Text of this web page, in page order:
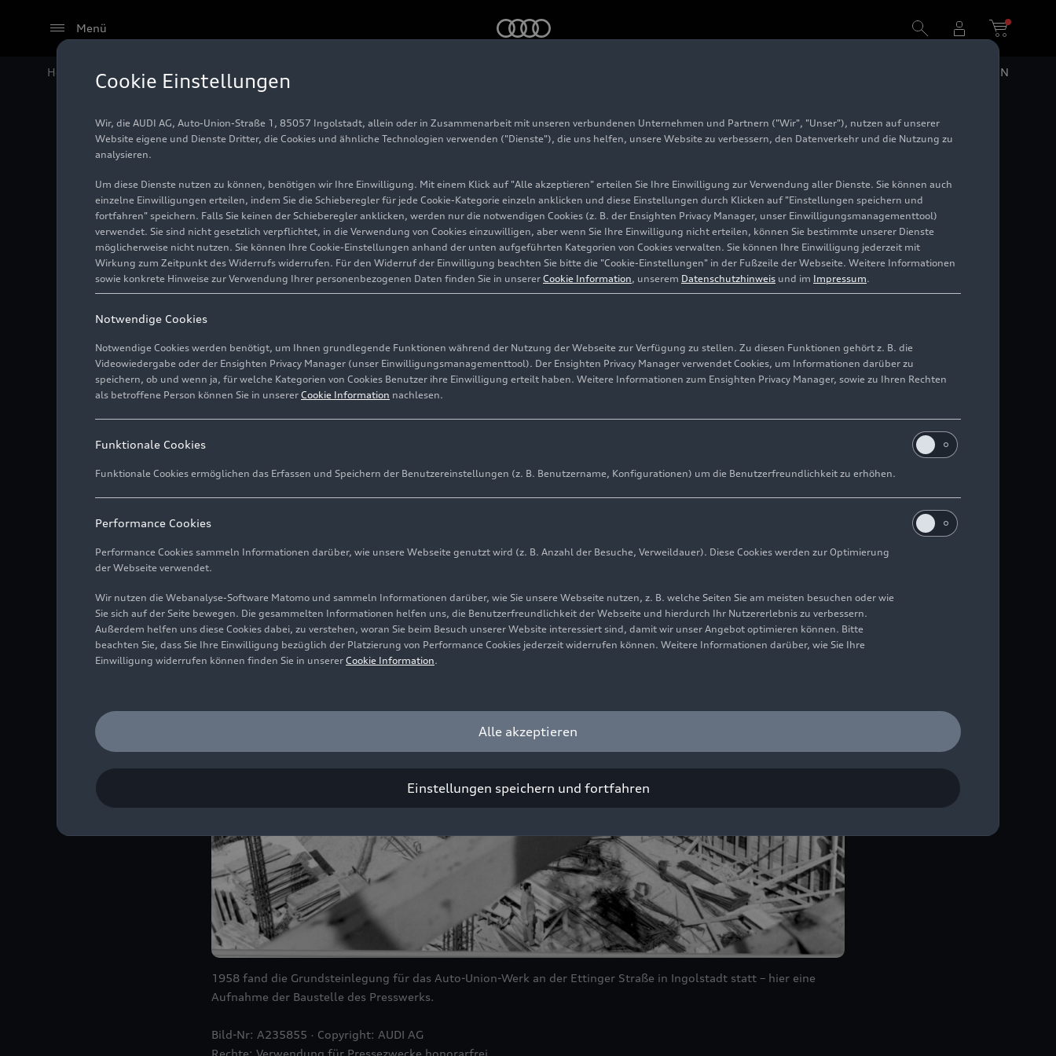
Menü
Home Audi Media Center Fotos EN
Vortrag im Audi museum mobile: Die
Geschichte des Auto-Union-Werks
Foto 06.11.2023
1958 fand die Grundsteinlegung für das Auto-Union-Werk an der Ettinger Straße in Ingolstadt statt – hier eine
Aufnahme der Baustelle des Presswerks.
Bild-Nr: A235855 · Copyright: AUDI AG
Rechte: Verwendung für Pressezwecke honorarfrei
Cookie Einstellungen
Wir, die AUDI AG, Auto-Union-Straße 1, 85057 Ingolstadt, allein oder in Zusammenarbeit mit unseren verbundenen Unternehmen und Partnern ("Wir", "Unser"), nutzen auf unserer
Website eigene und Dienste Dritter, die Cookies und ähnliche Technologien verwenden ("Dienste"), die uns helfen, unsere Website zu verbessern, den Datenverkehr und die Nutzung zu
analysieren.
Um diese Dienste nutzen zu können, benötigen wir Ihre Einwilligung. Mit einem Klick auf "Alle akzeptieren" erteilen Sie Ihre Einwilligung zur Verwendung aller Dienste. Sie können auch
einzelne Einwilligungen erteilen, indem Sie die Schieberegler für jede Cookie-Kategorie einzeln anklicken und diese Einstellungen durch Klicken auf "Einstellungen speichern und
fortfahren" speichern. Falls Sie keinen der Schieberegler anklicken, werden nur die notwendigen Cookies (z. B. der Ensighten Privacy Manager, unser Einwilligungsmanagementtool)
verwendet. Sie sind nicht gesetzlich verpflichtet, in die Verwendung von Cookies einzuwilligen, aber wenn Sie Ihre Einwilligung nicht erteilen, können Sie bestimmte unserer Dienste
möglicherweise nicht nutzen. Sie können Ihre Cookie-Einstellungen anhand der unten aufgeführten Kategorien von Cookies verwalten. Sie können Ihre Einwilligung jederzeit mit
Wirkung zum Zeitpunkt des Widerrufs widerrufen. Für den Widerruf der Einwilligung beachten Sie bitte die "Cookie-Einstellungen" in der Fußzeile der Webseite. Weitere Informationen
sowie konkrete Hinweise zur Verwendung Ihrer personenbezogenen Daten finden Sie in unserer Cookie Information, unserem Datenschutzhinweis und im Impressum.
Notwendige Cookies
Notwendige Cookies werden benötigt, um Ihnen grundlegende Funktionen während der Nutzung der Webseite zur Verfügung zu stellen. Zu diesen Funktionen gehört z. B. die
Videowiedergabe oder der Ensighten Privacy Manager (unser Einwilligungsmanagementtool). Der Ensighten Privacy Manager verwendet Cookies, um Informationen darüber zu
speichern, ob und wenn ja, für welche Kategorien von Cookies Benutzer ihre Einwilligung erteilt haben. Weitere Informationen zum Ensighten Privacy Manager, sowie zu Ihren Rechten
als betroffene Person können Sie in unserer Cookie Information nachlesen.
Funktionale Cookies
Funktionale Cookies ermöglichen das Erfassen und Speichern der Benutzereinstellungen (z. B. Benutzername, Konfigurationen) um die Benutzerfreundlichkeit zu erhöhen.
Performance Cookies
Performance Cookies sammeln Informationen darüber, wie unsere Webseite genutzt wird (z. B. Anzahl der Besuche, Verweildauer). Diese Cookies werden zur Optimierung
der Webseite verwendet.
Wir nutzen die Webanalyse-Software Matomo und sammeln Informationen darüber, wie Sie unsere Webseite nutzen, z. B. welche Seiten Sie am meisten besuchen oder wie
Sie sich auf der Seite bewegen. Die gesammelten Informationen helfen uns, die Benutzerfreundlichkeit der Webseite und hierdurch Ihr Nutzererlebnis zu verbessern.
Außerdem helfen uns diese Cookies dabei, zu verstehen, woran Sie beim Besuch unserer Website interessiert sind, damit wir unser Angebot optimieren können. Bitte
beachten Sie, dass Sie Ihre Einwilligung bezüglich der Platzierung von Performance Cookies jederzeit widerrufen können. Weitere Informationen darüber, wie Sie Ihre
Einwilligung widerrufen können finden Sie in unserer Cookie Information.
Alle akzeptieren
Einstellungen speichern und fortfahren